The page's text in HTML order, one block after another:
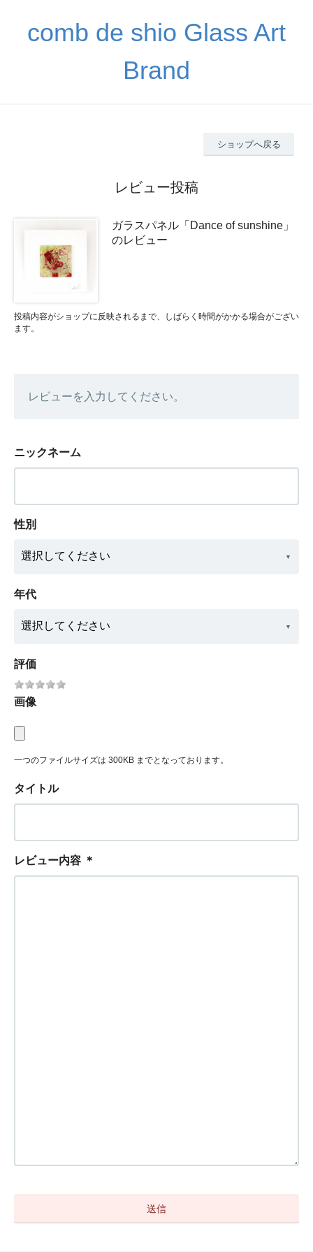
comb de shio Glass Art
Brand
ショップへ戻る
レビュー投稿
ガラスパネル「Dance of sunshine」
のレビュー
投稿内容がショップに反映されるまで、しばらく時間がかかる場合がござい
ます。
レビューを入力してください。
ニックネーム
性別
年代
評価
画像
一つのファイルサイズは 300KB までとなっております。
タイトル
レビュー内容 ＊